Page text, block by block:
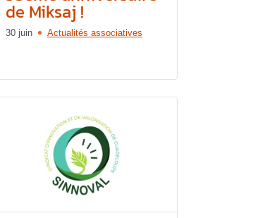
de Miksaj !
30 juin Actualités associatives